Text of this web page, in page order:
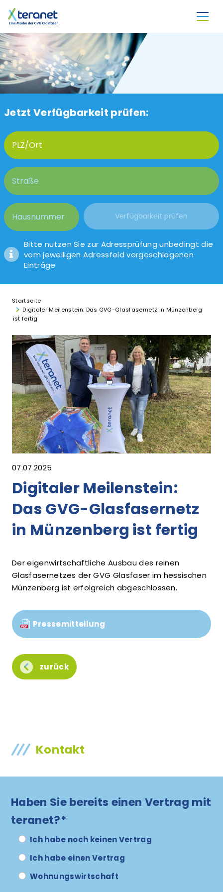
Jetzt Verfügbarkeit prüfen:
Bitte nutzen Sie zur Adressprüfung unbedingt die
vom jeweiligen Adressfeld vorgeschlagenen
Einträge
Startseite
Digitaler Meilenstein: Das GVG-Glasfasernetz in Münzenberg
ist fertig
07.07.2025
Digitaler Meilenstein:
Das GVG-Glasfasernetz
in Münzenberg ist fertig
Der eigenwirtschaftliche Ausbau des reinen
Glasfasernetzes der GVG Glasfaser im hessischen
Münzenberg ist erfolgreich abgeschlossen.
Pressemitteilung
zurück
Kontakt
Haben Sie bereits einen Vertrag mit
teranet?*
Ich habe noch keinen Vertrag
Ich habe einen Vertrag
Wohnungswirtschaft